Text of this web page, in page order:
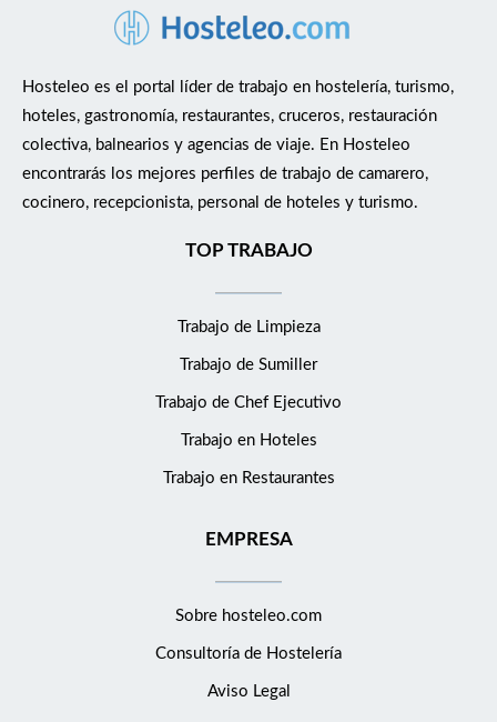
Hosteleo es el portal líder de trabajo en hostelería, turismo,
hoteles, gastronomía, restaurantes, cruceros, restauración
colectiva, balnearios y agencias de viaje. En Hosteleo
encontrarás los mejores perfiles de trabajo de camarero,
cocinero, recepcionista, personal de hoteles y turismo.
TOP TRABAJO
Trabajo de Limpieza
Trabajo de Sumiller
Trabajo de Chef Ejecutivo
Trabajo en Hoteles
Trabajo en Restaurantes
EMPRESA
Sobre hosteleo.com
Consultoría de Hostelería
Aviso Legal